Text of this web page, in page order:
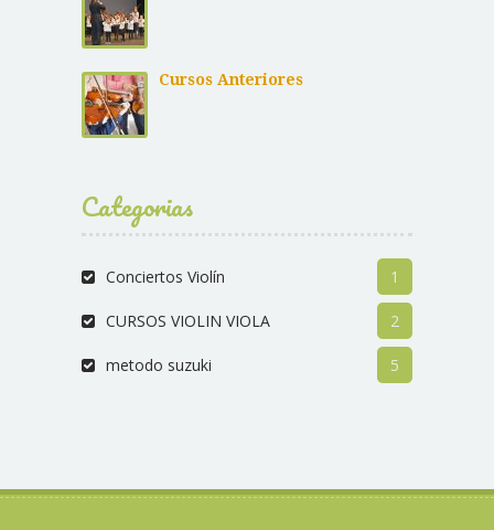
Cursos Anteriores
Categorias
Conciertos Violín 1
CURSOS VIOLIN VIOLA 2
metodo suzuki 5